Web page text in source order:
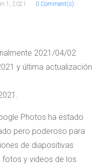
1, 2021 0 Comment(s)
2021/04/02
y última actualización
.
Photos ha estado
pero poderoso para
de diapositivas
y videos de los